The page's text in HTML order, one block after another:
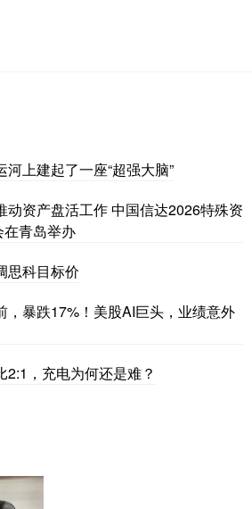
上建起了一座“超强大脑”
动资产盘活工作 中国信达2026特殊资
青岛举办
思科目标价
，暴跌17%！美股AI巨头，业绩意外
，充电为何还是难？